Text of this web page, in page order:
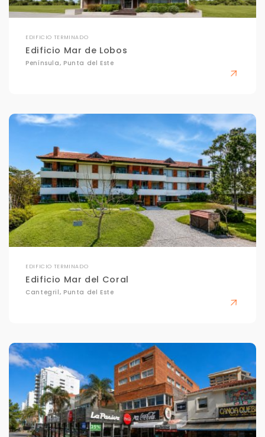
EDIFICIO TERMINADO
Edificio Mar de Lobos
Península, Punta del Este
EDIFICIO TERMINADO
Edificio Mar del Coral
Cantegril, Punta del Este